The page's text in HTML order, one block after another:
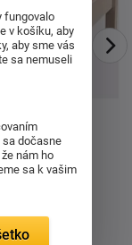
fungovalo
v košíku, aby
aby sme vás
sa nemuseli
sa dočasne
nám ho
sa k vašim